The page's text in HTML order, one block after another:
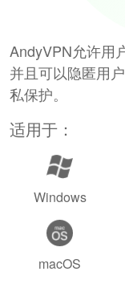
AndyVPN允许用
并且可以隐匿用
私保护。
适用于：
Windows
macOS